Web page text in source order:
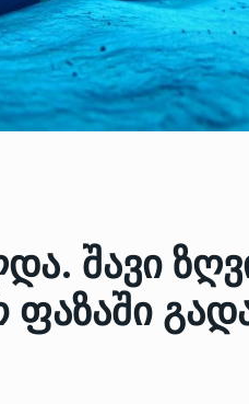
შავი
ბაქოში გამართულ
სიტყვით…
10/05/2022
10/05/2022
რკინიგზის